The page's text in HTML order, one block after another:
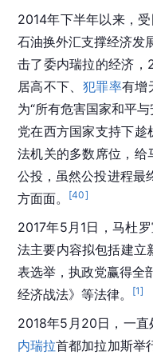
2014年下半年以来，
石油换外汇支撑经济发
击了委内瑞拉的经济
居高不下、 犯罪率有增
为“所有危害国家和平
党在西方国家支持下
法机关的多数席位，
公投，虽然公投进程最
方面面。
[40]
2017年5月1日，马杜
法主要内容拟包括建立
表选举，执政党赢得全
经济战法》等法律。
[1]
2018年5月20日，一直
内瑞拉首都加拉加斯举